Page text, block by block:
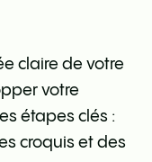
claire de votre
votre
étapes clés :
croquis et des